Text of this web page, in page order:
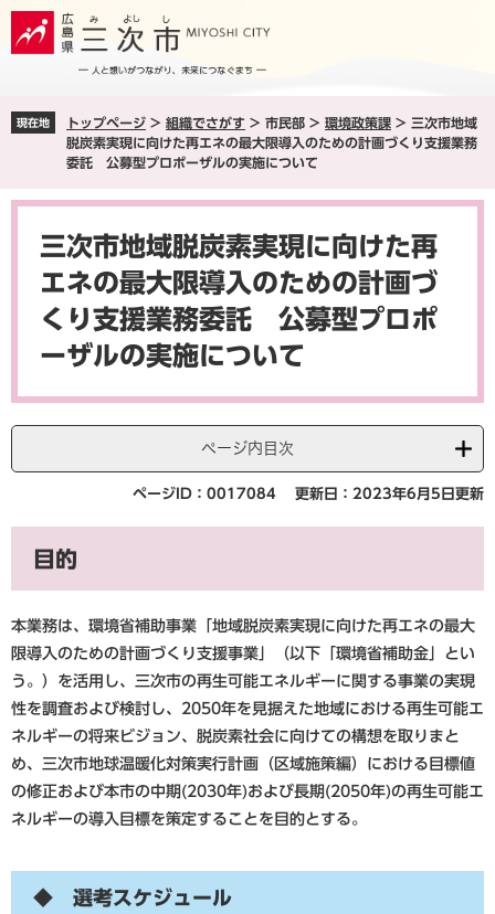
ペ
ジ
。
メ
ュ
て
現在地 トップページ > 組織でさがす > 市民部 > 環境政策課 > 三次市地域
脱炭素実現に向けた再エネの最大限導入のための計画づくり支援業務
委託 公募型プロポーザルの実施について
本
三次市地域脱炭素実現に向けた再
エネの最大限導入のための計画づ
くり支援業務委託 公募型プロポ
ーザルの実施について
ページ内目次
ページID：0017084 更新日：2023年6月5日更新
目的
本業務は、環境省補助事業「地域脱炭素実現に向けた再エネの最大
限導入のための計画づくり支援事業」（以下「環境省補助金」とい
う。）を活用し、三次市の再生可能エネルギーに関する事業の実現
性を調査および検討し、2050年を見据えた地域における再生可能エ
ネルギーの将来ビジョン、脱炭素社会に向けての構想を取りまと
め、三次市地球温暖化対策実行計画（区域施策編）における目標値
の修正および本市の中期(2030年)および長期(2050年)の再生可能エ
ネルギーの導入目標を策定することを目的とする。
◆ 選考スケジュール